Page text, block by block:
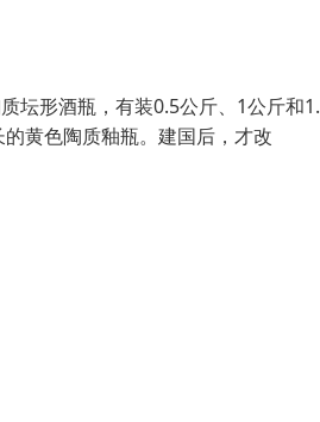
坛形酒瓶，有装0.5公斤、1公斤和
黄色陶质釉瓶。建国后，才改